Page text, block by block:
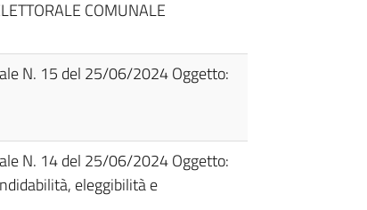
COMUNALE
N. 15 del 25/06/2024 Oggetto:
N. 14 del 25/06/2024 Oggetto:
eleggibilità e